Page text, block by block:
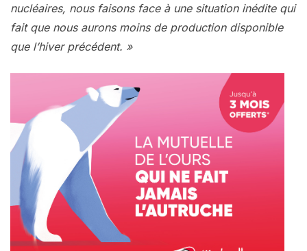
nucléaires, nous faisons face à une situation inédite qui
fait que nous aurons moins de production disponible
que l’hiver précédent. »